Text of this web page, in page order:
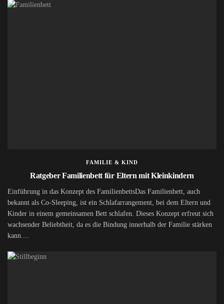
FAMILIE & KIND
Ratgeber Familienbett für Eltern mit Kleinkindern
Einführung in das Konzept des FamilienbettsDas Familienbett, auch
bekannt als Co-Sleeping, ist ein Schlafarrangement, bei dem Eltern und
Kinder in einem gemeinsamen Bett schlafen. Dieses Konzept erfreut sich
wachsender Beliebtheit, da es die Bindung innerhalb der Familie stärken
kann....